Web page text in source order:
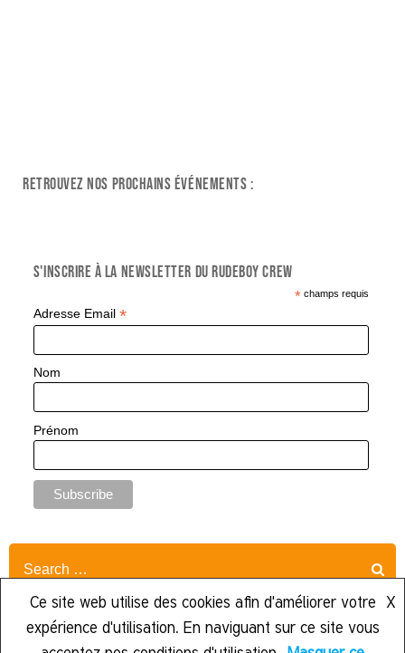
Retrouvez nos prochains événements :
S'inscrire à la Newsletter du Rudeboy Crew
*champs requis
Adresse Email *
Nom
Prénom
for:
Ce site web utilise des cookies afin d'améliorer votre
expérience d'utilisation. En naviguant sur ce site vous
X